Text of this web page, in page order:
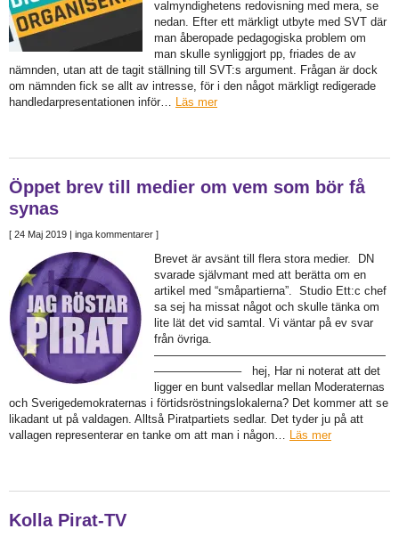
valmyndighetens redovisning med mera, se
nedan. Efter ett märkligt utbyte med SVT där
man åberopade pedagogiska problem om
man skulle synliggjort pp, friades de av
nämnden, utan att de tagit ställning till SVT:s argument. Frågan är dock
om nämnden fick se allt av intresse, för i den något märkligt redigerade
handledarpresentationen inför… Läs mer
Öppet brev till medier om vem som bör få
synas
[ 24 Maj 2019 | inga kommentarer ]
Brevet är avsänt till flera stora medier. DN
svarade självmant med att berätta om en
artikel med “småpartierna”. Studio Ett:c chef
sa sej ha missat något och skulle tänka om
lite lät det vid samtal. Vi väntar på ev svar
från övriga.
————————————————————
———————– hej, Har ni noterat att det
ligger en bunt valsedlar mellan Moderaternas
och Sverigedemokraternas i förtidsröstningslokalerna? Det kommer att se
likadant ut på valdagen. Alltså Piratpartiets sedlar. Det tyder ju på att
vallagen representerar en tanke om att man i någon… Läs mer
Kolla Pirat-TV